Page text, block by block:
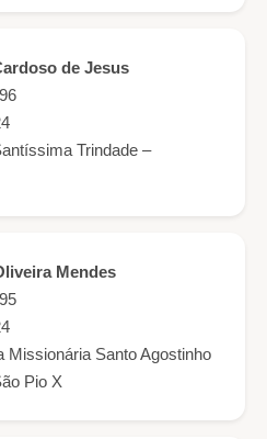
de Jesus
Trindade –
Mendes
Missionária Santo Agostinho
Pio X